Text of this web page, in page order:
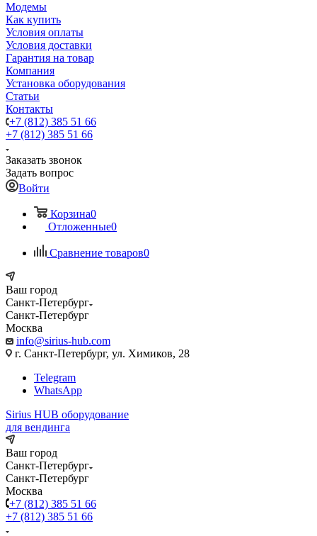
Модемы
Как купить
Условия оплаты
Условия доставки
Гарантия на товар
Компания
Установка оборудования
Статьи
Контакты
+7 (812) 385 51 66
+7 (812) 385 51 66
Заказать звонок
Задать вопрос
Войти
Корзина0
Отложенные0
Сравнение товаров0
Ваш город
Санкт-Петербург
Санкт-Петербург
Москва
info@sirius-hub.com
г. Санкт-Петербург, ул. Химиков, 28
Telegram
WhatsApp
Sirius HUB оборудование
для вендинга
Ваш город
Санкт-Петербург
Санкт-Петербург
Москва
+7 (812) 385 51 66
+7 (812) 385 51 66